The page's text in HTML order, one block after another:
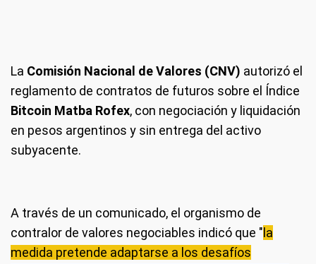
La Comisión Nacional de Valores (CNV) autorizó el
reglamento de contratos de futuros sobre el Índice
Bitcoin Matba Rofex, con negociación y liquidación
en pesos argentinos y sin entrega del activo
subyacente.
A través de un comunicado, el organismo de
contralor de valores negociables indicó que " la
medida pretende adaptarse a los desafíos